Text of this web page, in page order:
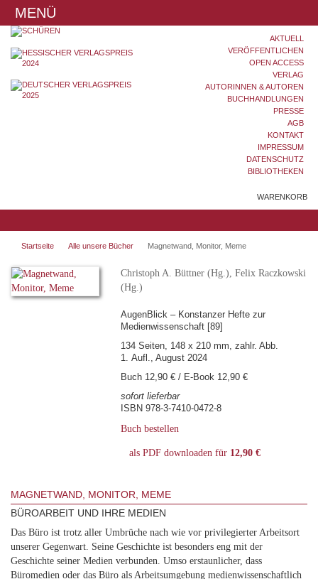
MENÜ
AKTUELL
VERÖFFENTLICHEN
OPEN ACCESS
VERLAG
AUTORINNEN & AUTOREN
BUCHHANDLUNGEN
PRESSE
AGB
KONTAKT
IMPRESSUM
DATENSCHUTZ
BIBLIOTHEKEN
WARENKORB
Startseite Alle unsere Bücher Magnetwand, Monitor, Meme
Christoph A. Büttner (Hg.), Felix Raczkowski
(Hg.)
AugenBlick – Konstanzer Hefte zur
Medienwissenschaft [89]
134 Seiten, 148 x 210 mm, zahlr. Abb.
1. Aufl., August 2024
Buch 12,90 € / E-Book 12,90 €
sofort lieferbar
ISBN 978-3-7410-0472-8
Buch bestellen
als PDF downloaden für 12,90 €
MAGNETWAND, MONITOR, MEME
BÜROARBEIT UND IHRE MEDIEN
Das Büro ist trotz aller Umbrüche nach wie vor privilegierter Arbeitsort
unserer Gegenwart. Seine Geschichte ist besonders eng mit der
Geschichte seiner Medien verbunden. Umso erstaunlicher, dass
Büromedien oder das Büro als Arbeitsumgebung medienwissenschaftlich